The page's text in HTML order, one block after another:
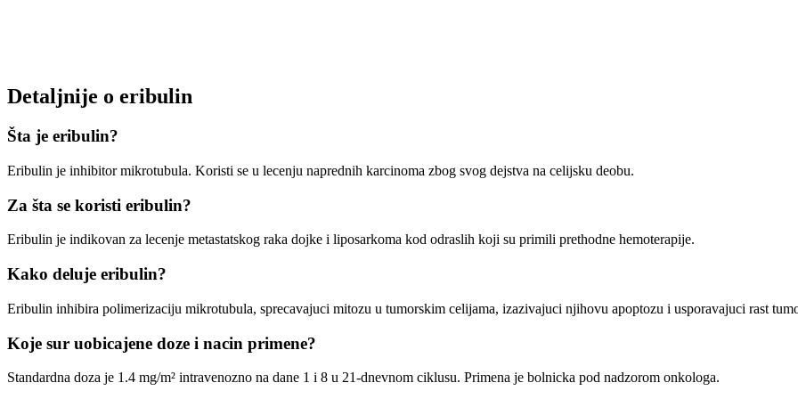
Detaljnije o eribulin
Šta je eribulin?
Eribulin je inhibitor mikrotubula. Koristi se u lecenju naprednih karcinoma zbog svog dejstva na celijsku deobu.
Za šta se koristi eribulin?
Eribulin je indikovan za lecenje metastatskog raka dojke i liposarkoma kod odraslih koji su primili prethodne hemoterapije.
Kako deluje eribulin?
Eribulin inhibira polimerizaciju mikrotubula, sprecavajuci mitozu u tumorskim celijama, izazivajuci njihovu apoptozu i usporavajuci rast
Koje sur uobicajene doze i nacin primene?
Standardna doza je 1.4 mg/m² intravenozno na dane 1 i 8 u 21-dnevnom ciklusu. Primena je bolnicka pod nadzorom onkologa.